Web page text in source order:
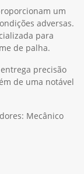
um
adversas.
para
de palha.
precisão
de uma notável
Mecânico